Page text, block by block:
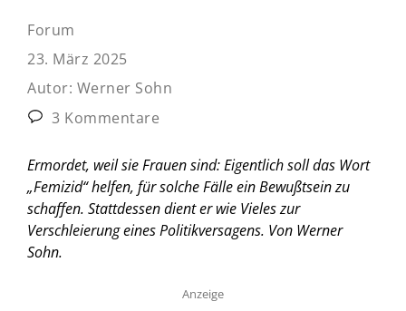
Forum
23. März 2025
Autor: Werner Sohn
3 Kommentare
Ermordet, weil sie Frauen sind: Eigentlich soll das Wort
„Femizid“ helfen, für solche Fälle ein Bewußtsein zu
schaffen. Stattdessen dient er wie Vieles zur
Verschleierung eines Politikversagens. Von Werner
Sohn.
Anzeige